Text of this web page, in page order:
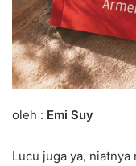
oleh : Emi Suy
Lucu juga ya, niatnya